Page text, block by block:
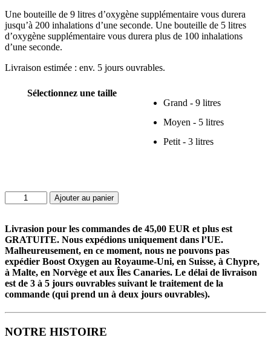
Une bouteille de 9 litres d’oxygène supplémentaire vous durera
jusqu’à 200 inhalations d’une seconde. Une bouteille de 5 litres
d’oxygène supplémentaire vous durera plus de 100 inhalations
d’une seconde.
Livraison estimée : env. 5 jours ouvrables.
Sélectionnez une taille
Grand - 9 litres
Moyen - 5 litres
Petit - 3 litres
quantité
de
Oxygen
Menthe
Poivrée
Ajouter au panier
Livrasion pour les commandes de 45,00 EUR et plus est
GRATUITE. Nous expédions uniquement dans l’UE.
Malheureusement, en ce moment, nous ne pouvons pas
expédier Boost Oxygen au Royaume-Uni, en Suisse, à Chypre,
à Malte, en Norvège et aux Îles Canaries. Le délai de livraison
est de 3 à 5 jours ouvrables suivant le traitement de la
commande (qui prend un à deux jours ouvrables).
NOTRE HISTOIRE